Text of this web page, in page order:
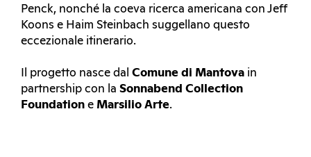
Penck, nonché la coeva ricerca americana con Jeff
Koons e Haim Steinbach suggellano questo
eccezionale itinerario.
Il progetto nasce dal Comune di Mantova in
partnership con la Sonnabend Collection
Foundation e Marsilio Arte.